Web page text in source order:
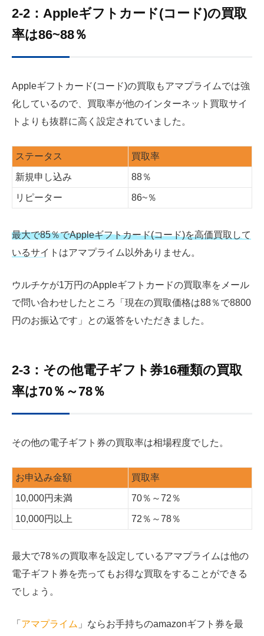
2-2：Appleギフトカード(コード)の買取
率は86~88％
Appleギフトカード(コード)の買取もアマプライムでは強
化しているので、買取率が他のインターネット買取サイ
トよりも抜群に高く設定されていました。
ステータス 買取率
新規申し込み 88％
リピーター 86~％
最大で85％でAppleギフトカード(コード)を高価買取して
いるサイトはアマプライム以外ありません。
ウルチケが1万円のAppleギフトカードの買取率をメール
で問い合わせしたところ「現在の買取価格は88％で8800
円のお振込です」との返答をいただきました。
2-3：その他電子ギフト券16種類の買取
率は70％～78％
その他の電子ギフト券の買取率は相場程度でした。
お申込み金額 買取率
10,000円未満 70％～72 ％
10,000円以上 72％～78％
最大で78％の買取率を設定しているアマプライムは他の
電子ギフト券を売ってもお得な買取をすることができる
でしょう。
「 アマプライム 」ならお手持ちのamazonギフト券を最